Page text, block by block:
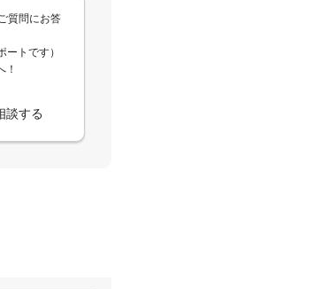
質問にお答
ートです）
！
談する